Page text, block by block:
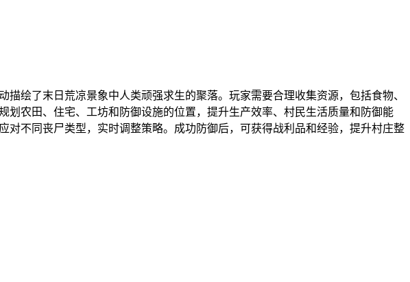
绘了末日荒凉景象中人类顽强求生的聚落。玩家需要合理收集资源，包括食物、
农田、住宅、工坊和防御设施的位置，提升生产效率、村民生活质量和防御能
不同丧尸类型，实时调整策略。成功防御后，可获得战利品和经验，提升村庄整